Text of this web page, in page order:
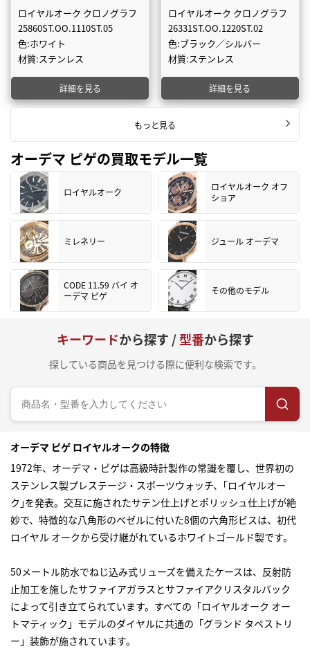
ロイヤルオーク クロノグラフ
25860ST.OO.1110ST.05
色:ホワイト
材質:ステンレス
詳細を見る
ロイヤルオーク クロノグラフ
26331ST.OO.1220ST.02
色:ブラック／シルバー
材質:ステンレス
詳細を見る
もっと見る
オーデマ ピゲの買取モデル一覧
ロイヤルオーク
ロイヤルオーク オフ
ショア
ミレネリー ジュール オーデマ
CODE 11.59 バイ オ
ーデマ ピゲ
その他のモデル
キーワードから探す /型番から探す
探している商品を見つける際に便利な検索です。
オーデマ ピゲ ロイヤルオークの特徴
1972年、オーデマ・ピゲは高級時計製作の常識を覆し、世界初の
ステンレス製プレステージ・スポーツウォッチ、｢ロイヤルオー
ク｣を発表。交互に施されたサテン仕上げとポリッシュ仕上げが絶
妙で、特徴的な八角形のベゼルに付いた8個の六角形ビスは、初代
ロイヤル オークから受け継がれているホワイトゴールド製です。
50メートル防水でねじ込み式リューズを備えたケースは、反射防
止加工を施したサファイアガラスとサファイアクリスタルバック
によって引き立てられています。すべての「ロイヤルオーク オー
トマティック」モデルのダイヤルに共通の「グランド タペストリ
ー」装飾が施されています。